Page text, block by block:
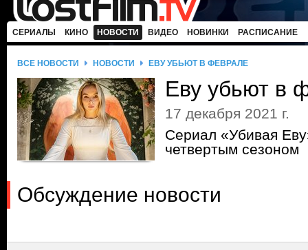
СЕРИАЛЫ КИНО НОВОСТИ ВИДЕО НОВИНКИ РАСПИСАНИЕ
ВСЕ НОВОСТИ НОВОСТИ ЕВУ УБЬЮТ В ФЕВРАЛЕ
Еву убьют в
17 декабря 2021 г.
Сериал «Убивая
четвертым сезоном
Обсуждение новости